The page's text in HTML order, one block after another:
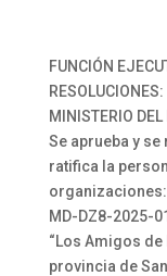
FUNCIÓN
RESOLUCIONES:
MINISTERIO DEL
Se aprueba y
ratifica la
organizaciones:
MD-DZ8-2025-
“Los Amigos
provincia de